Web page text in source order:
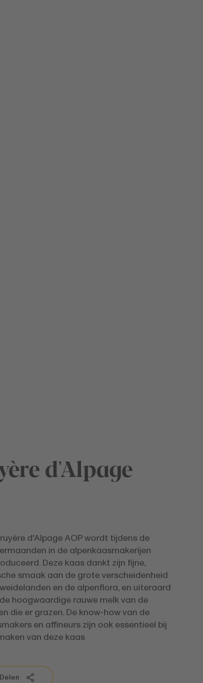
d'Alpage
d'Alpage AOP wordt tijdens de
in de alpenkaasmakerijen
Deze kaas dankt zijn fijne,
smaak aan de grote verscheidenheid
en de alpenflora, en uiteraard
hoogwaardige rauwe melk van de
die er grazen. De know-how van de
en affineurs zijn ook essentieel bij
van deze kaas
Delen